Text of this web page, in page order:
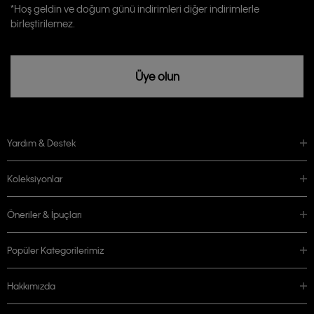
Calvin Klein tarafından kişisel verilerimin yurtdışına aktarılmasına açık
rızam vardır
*Hoş geldin ve doğum günü indirimleri diğer indirimlerle
birleştirilemez.
Üye olun
Yardım & Destek
Koleksiyonlar
Öneriler & İpuçları
Popüler Kategorilerimiz
Hakkımızda